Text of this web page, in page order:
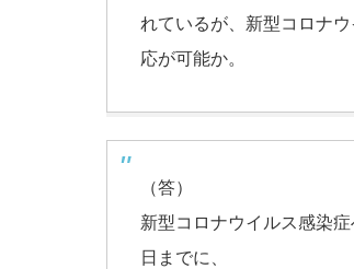
れているが、新型コロナ
応が可能か。
（答）
新型コロナウイルス感染
日までに、